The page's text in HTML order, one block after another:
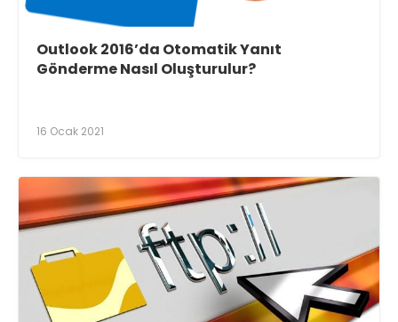
Outlook 2016’da Otomatik Yanıt
Gönderme Nasıl Oluşturulur?
16 Ocak 2021